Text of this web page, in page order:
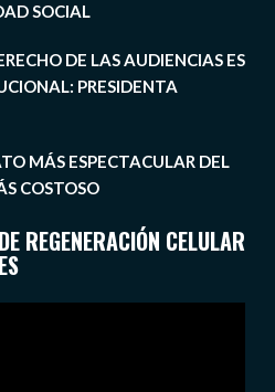
SOCIAL
DE LAS AUDIENCIAS ES
PRESIDENTA
MÁS ESPECTACULAR DEL
COSTOSO
REGENERACIÓN CELULAR